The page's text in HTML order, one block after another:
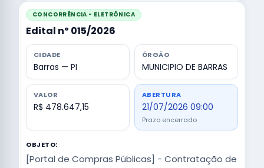
CONCORRÊNCIA - ELETRÔNICA
Edital nº 015/2026
CIDADE
Barras — PI
ÓRGÃO
MUNICIPIO DE BARRAS
VALOR
R$ 478.647,15
ABERTURA
21/07/2026 09:00
Prazo encerrado
OBJETO:
[Portal de Compras Públicas] - Contratação de